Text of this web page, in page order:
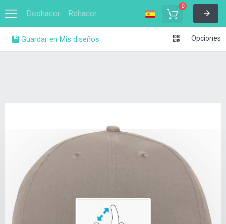
Deshacer Rehacer
0
Guardar en Mis diseños Opciones